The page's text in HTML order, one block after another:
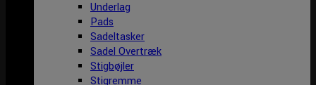
Underlag
Pads
Sadeltasker
Sadel Overtræk
Stigbøjler
Stigremme